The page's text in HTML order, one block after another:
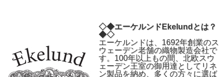
◇◆エーケルンドEkelundとは？
◆◇
エーケルンドは、1692年創業のス
ウェーデン老舗の織物製造会社で
す。100年以上もの間、北欧スウ
ェーデン王室の御用達としてリネ
ン製品を納め、多くの方々に選ば